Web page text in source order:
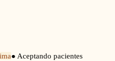
● Aceptando pacientes